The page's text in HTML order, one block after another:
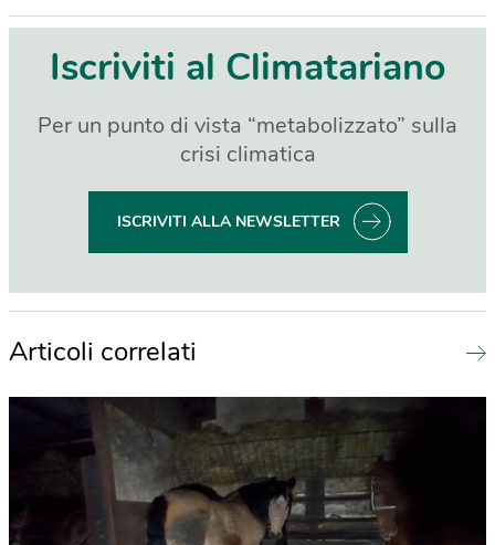
Iscriviti al Climatariano
Per un punto di vista “metabolizzato” sulla
crisi climatica
ISCRIVITI ALLA NEWSLETTER
Articoli correlati